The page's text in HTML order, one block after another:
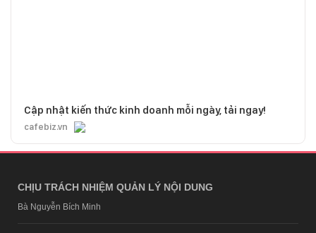
Cập nhật kiến thức kinh doanh mỗi ngày, tải ngay!
cafebiz.vn
CHỊU TRÁCH NHIỆM QUẢN LÝ NỘI DUNG
Bà Nguyễn Bích Minh